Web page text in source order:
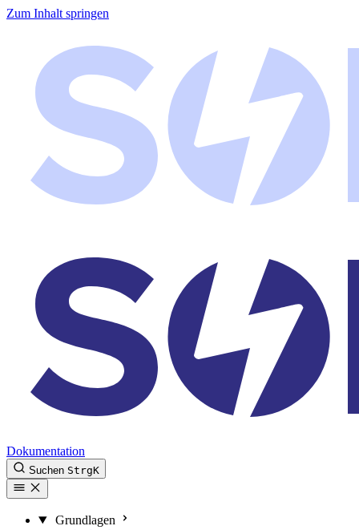
Zum Inhalt springen
Dokumentation
Suchen StrgK
Grundlagen